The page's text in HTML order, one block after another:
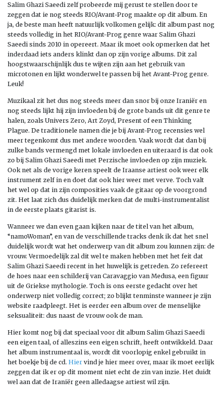
Salim Ghazi Saeedi zelf probeerde mij gerust te stellen door te
zeggen dat ie nog steeds RIO/Avant-Prog maakte op dit album. En
ja, de beste man heeft natuurlijk volkomen gelijk: dit album past nog
steeds volledig in het RIO/Avant-Prog genre waar Salim Ghazi
Saeedi sinds 2010 in opereert. Maar ik moet ook opmerken dat het
inderdaad iets anders klinkt dan op zijn vorige albums. Dit zal
hoogstwaarschijnlijk dus te wijten zijn aan het gebruik van
microtonen en lijkt wonderwel te passen bij het Avant-Prog genre.
Leuk!
Muzikaal zit het dus nog steeds meer dan snor bij onze Iraniër en
nog steeds lijkt hij zijn invloeden bij de grote bands uit dit genre te
halen, zoals Univers Zero, Art Zoyd, Present of een Thinking
Plague. De traditionele namen die je bij Avant-Prog recensies wel
meer tegenkomt dus met andere woorden. Vaak wordt dat dan bij
zulke bands vermengd met lokale invloeden en uiteraard is dat ook
zo bij Salim Ghazi Saeedi met Perzische invloeden op zijn muziek.
Ook net als de vorige keren speelt de Iraanse artiest ook weer elk
instrument zelf in en doet dat ook hier weer met verve. Toch valt
het wel op dat in zijn composities vaak de gitaar op de voorgrond
zit. Het laat zich dus duidelijk merken dat de multi-instrumentalist
in de eerste plaats gitarist is.
Wanneer we dan even gaan kijken naar de titel van het album,
“namoWoman”, en van de verschillende tracks denk ik dat het snel
duidelijk wordt wat het onderwerp van dit album zou kunnen zijn: de
vrouw. Vermoedelijk zal dit wel te maken hebben met het feit dat
Salim Ghazi Saeedi recent in het huwelijk is getreden. Zo refereert
de hoes naar een schilderij van Caravaggio van Medusa, een figuur
uit de Griekse mythologie. Toch is ons eerste gedacht over het
onderwerp niet volledig correct; zo blijkt tenminste wanneer je zijn
website raadpleegt. Het is eerder een album over de menselijke
seksualiteit: dus naast de vrouw ook de man.
Hier komt nog bij dat speciaal voor dit album Salim Ghazi Saeedi
een eigen taal, of alleszins een eigen schrift, heeft ontwikkeld. Daar
het album instrumentaal is, wordt dit voorlopig enkel gebruikt in
het boekje bij de cd. Hier vind je hier meer over, maar ik moet eerlijk
zeggen dat ik er op dit moment niet echt de zin van inzie. Het duidt
wel aan dat de Iraniër geen alledaagse artiest wil zijn.